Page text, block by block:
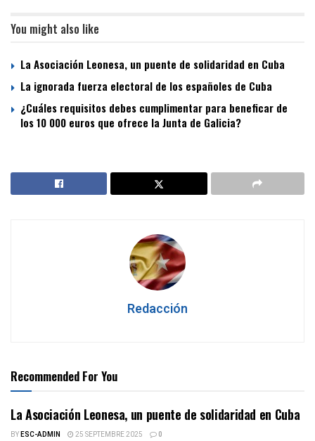
You might also like
La Asociación Leonesa, un puente de solidaridad en Cuba
La ignorada fuerza electoral de los españoles de Cuba
¿Cuáles requisitos debes cumplimentar para beneficar de
los 10 000 euros que ofrece la Junta de Galicia?
Redacción
Recommended For You
La Asociación Leonesa, un puente de solidaridad en Cuba
BYESC-ADMIN 25 SEPTEMBRE 2025 0